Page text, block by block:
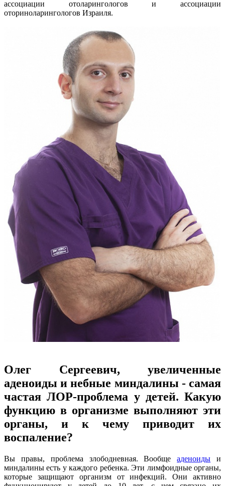
ассоциации отоларингологов и ассоциации
оториноларингологов Израиля.
Олег Сергеевич, увеличенные
аденоиды и небные миндалины - самая
частая ЛОР-проблема у детей. Какую
функцию в организме выполняют эти
органы, и к чему приводит их
воспаление?
Вы правы, проблема злободневная. Вообщеаденоиды и
миндалины есть у каждого ребенка. Эти лимфоидные органы,
которые защищают организм от инфекций. Они активно